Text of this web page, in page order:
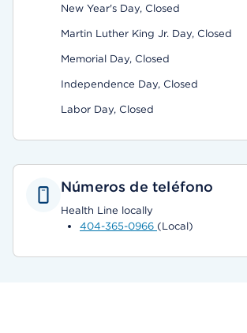
New Year's Day, Closed
Martin Luther King Jr. Day, Closed
Memorial Day, Closed
Independence Day, Closed
Labor Day, Closed
Números de teléfono
Health Line locally
404-365-0966 (Local)